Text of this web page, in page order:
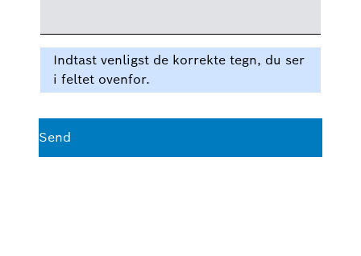
Indtast venligst de korrekte tegn, du ser
i feltet ovenfor.
Send